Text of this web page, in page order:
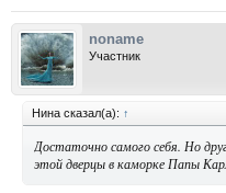
noname
Участник
Нина сказал(а): ↑
Достаточно самого себя. Но
этой дверцы в каморке Папы